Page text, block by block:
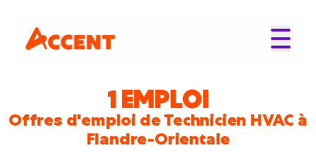
1 EMPLOI
Offres d'emploi de Technicien HVAC à
Flandre-Orientale